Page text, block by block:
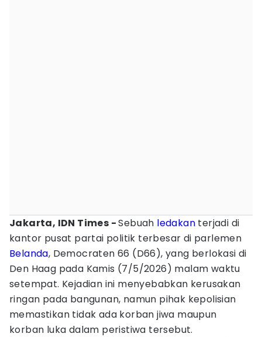
Jakarta, IDN Times -Sebuah ledakan terjadi di
kantor pusat partai politik terbesar di parlemen
Belanda, Democraten 66 (D66), yang berlokasi di
Den Haag pada Kamis (7/5/2026) malam waktu
setempat. Kejadian ini menyebabkan kerusakan
ringan pada bangunan, namun pihak kepolisian
memastikan tidak ada korban jiwa maupun
korban luka dalam peristiwa tersebut.